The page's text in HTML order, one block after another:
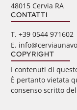
48015 Cervia RA
CONTATTI
‭T. +39 0544 971602
E.
COPYRIGHT
I contenuti di
È pertanto vietata
consenso scritto